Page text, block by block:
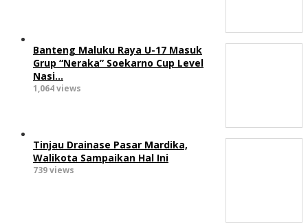
Banteng Maluku Raya U-17 Masuk
Grup “Neraka” Soekarno Cup Level
Nasi…
1,064 views
Tinjau Drainase Pasar Mardika,
Walikota Sampaikan Hal Ini
739 views